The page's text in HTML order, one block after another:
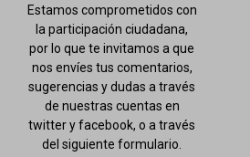
Estamos comprometidos con
la participación ciudadana,
por lo que te invitamos a que
nos envíes tus comentarios,
sugerencias y dudas a través
de nuestras cuentas en
twitter y facebook, o a través
del siguiente formulario.